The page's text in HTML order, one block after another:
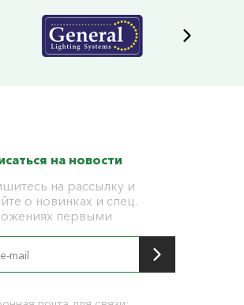
на новости
на рассылку и
о новинках и спец.
первыми